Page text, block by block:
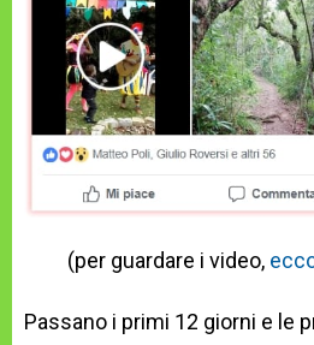
(per guardare i video,
Passano i primi 12 giorni e le